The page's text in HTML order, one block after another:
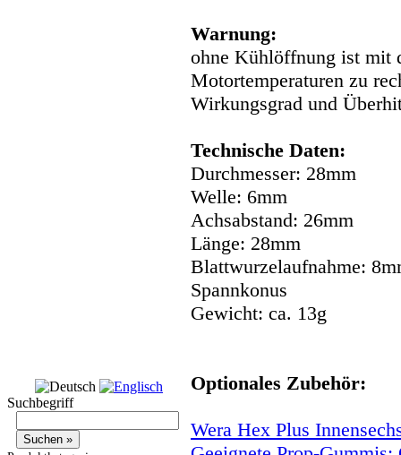
Suchbegriff
Warnung:
ohne Kühlöffnung ist mit
Motortemperaturen zu
Wirkungsgrad und
Technische Daten:
Durchmesser: 28mm
Welle: 6mm
Achsabstand: 26mm
Länge: 28mm
Blattwurzelaufnahme:
Spannkonus
Gewicht: ca. 13g
Optionales Zubehör:
Wera Hex Plus